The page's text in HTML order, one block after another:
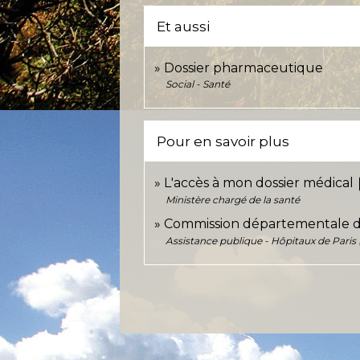
Et aussi
Dossier pharmaceutique
Social - Santé
Pour en savoir plus
L'accès à mon dossier médical
Ministère chargé de la santé
Commission départementale
Assistance publique - Hôpitaux de Paris